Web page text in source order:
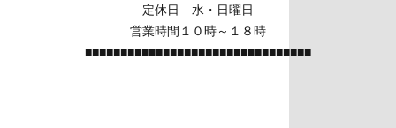
定休日 水・日曜日
営業時間１０時～１８時
■■■■■■■■■■■■■■■■■■■■■■■■■■■■■■■■